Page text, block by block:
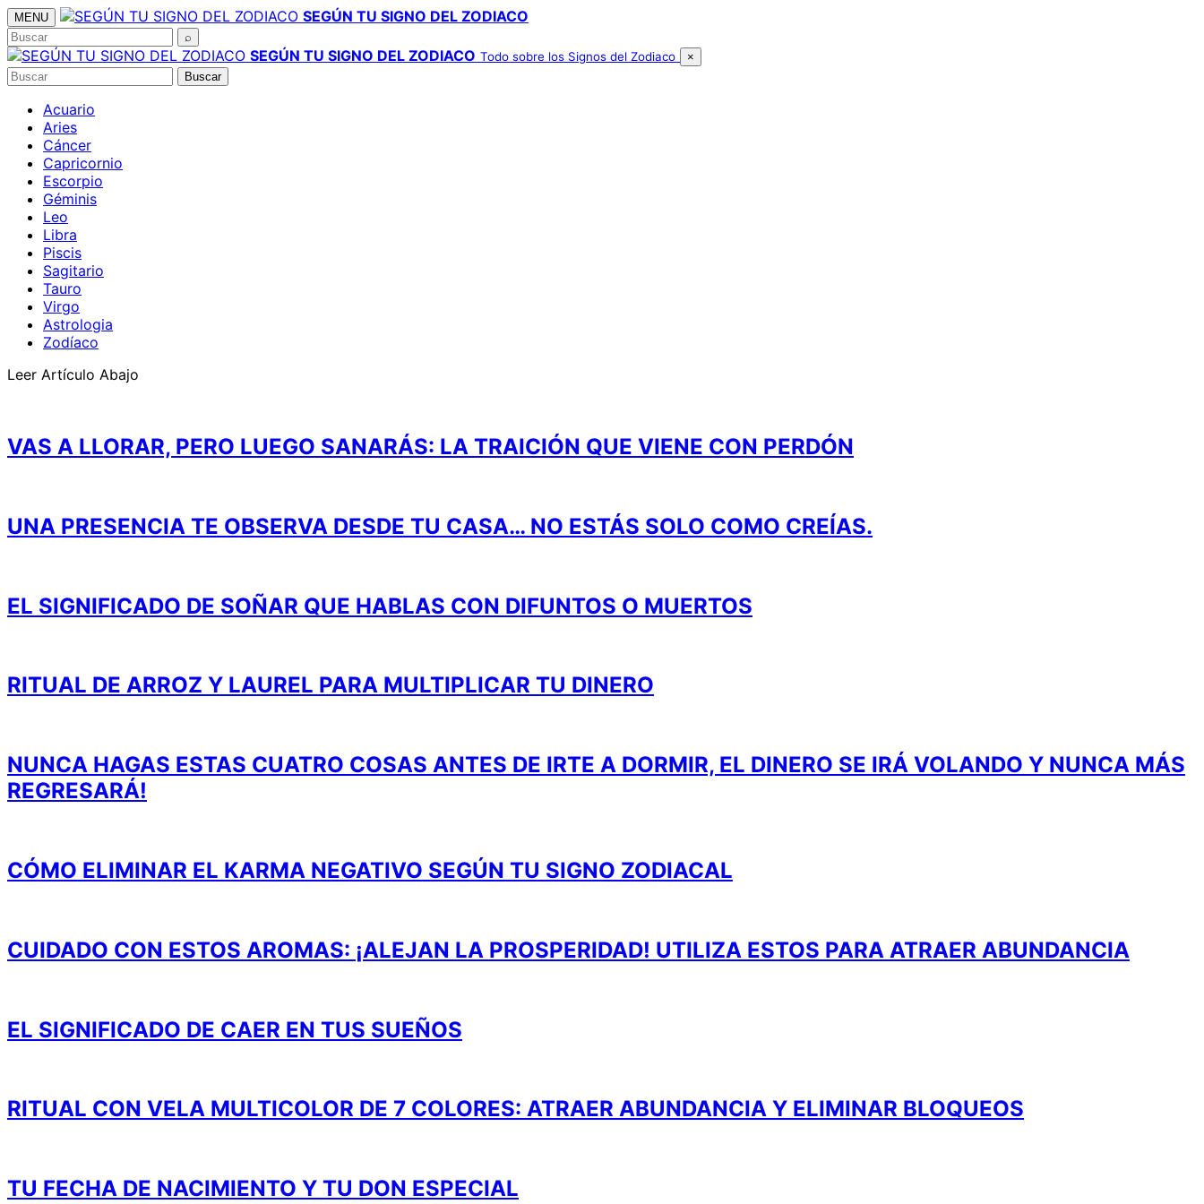
Saltar
al
contenido
MENU
SEGÚN TU SIGNO DEL ZODIACO
Buscar
⌕
SEGÚN TU SIGNO DEL ZODIACO Todo sobre los Signos del Zodiaco ×
Buscar Buscar
Acuario
Aries
Cáncer
Capricornio
Escorpio
Géminis
Leo
Libra
Piscis
Sagitario
Tauro
Virgo
Astrologia
Zodíaco
Leer Artículo Abajo
VAS A LLORAR, PERO LUEGO SANARÁS: LA TRAICIÓN QUE VIENE CON PERDÓN
UNA PRESENCIA TE OBSERVA DESDE TU CASA… NO ESTÁS SOLO COMO CREÍAS.
EL SIGNIFICADO DE SOÑAR QUE HABLAS CON DIFUNTOS O MUERTOS
RITUAL DE ARROZ Y LAUREL PARA MULTIPLICAR TU DINERO
NUNCA HAGAS ESTAS CUATRO COSAS ANTES DE IRTE A DORMIR, EL DINERO SE IRÁ VOLANDO Y NUNCA MÁS
REGRESARÁ!
CÓMO ELIMINAR EL KARMA NEGATIVO SEGÚN TU SIGNO ZODIACAL
CUIDADO CON ESTOS AROMAS: ¡ALEJAN LA PROSPERIDAD! UTILIZA ESTOS PARA ATRAER ABUNDANCIA
EL SIGNIFICADO DE CAER EN TUS SUEÑOS
RITUAL CON VELA MULTICOLOR DE 7 COLORES: ATRAER ABUNDANCIA Y ELIMINAR BLOQUEOS
TU FECHA DE NACIMIENTO Y TU DON ESPECIAL